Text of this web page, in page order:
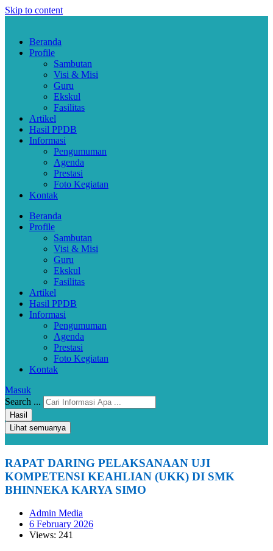
Skip to content
Beranda
Profile
Sambutan
Visi & Misi
Guru
Ekskul
Fasilitas
Artikel
Hasil PPDB
Informasi
Pengumuman
Agenda
Prestasi
Foto Kegiatan
Kontak
Beranda
Profile
Sambutan
Visi & Misi
Guru
Ekskul
Fasilitas
Artikel
Hasil PPDB
Informasi
Pengumuman
Agenda
Prestasi
Foto Kegiatan
Kontak
Masuk
Search ...
Hasil
Lihat semuanya
RAPAT DARING PELAKSANAAN UJI
KOMPETENSI KEAHLIAN (UKK) DI SMK
BHINNEKA KARYA SIMO
Admin Media
6 February 2026
Views: 241